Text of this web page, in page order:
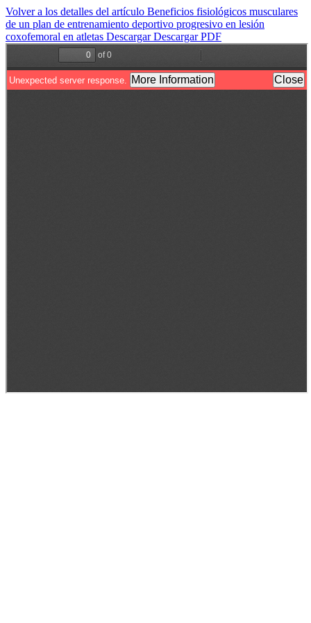
Volver a los detalles del artículo Beneficios fisiológicos musculares
de un plan de entrenamiento deportivo progresivo en lesión
coxofemoral en atletas DescargarDescargar PDF